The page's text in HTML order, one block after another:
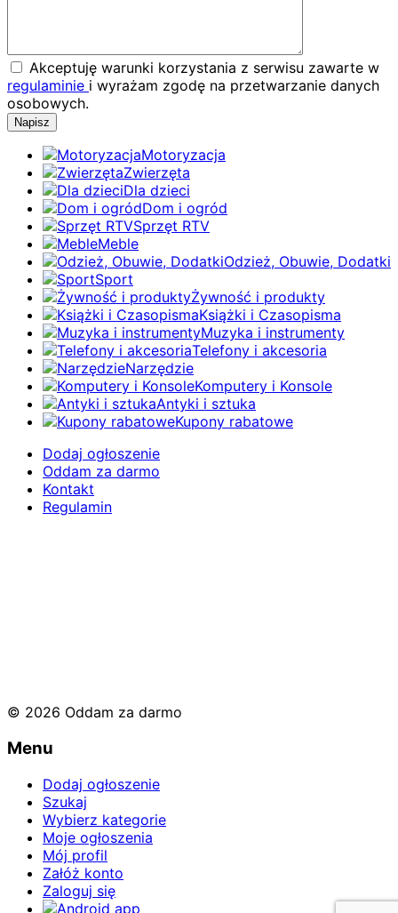
Akceptuję warunki korzystania z serwisu zawarte w
regulaminie i wyrażam zgodę na przetwarzanie danych
osobowych.
Motoryzacja
Zwierzęta
Dla dzieci
Dom i ogród
Sprzęt RTV
Meble
Odzież, Obuwie, Dodatki
Sport
Żywność i produkty
Książki i Czasopisma
Muzyka i instrumenty
Telefony i akcesoria
Narzędzie
Komputery i Konsole
Antyki i sztuka
Kupony rabatowe
Dodaj ogłoszenie
Oddam za darmo
Kontakt
Regulamin
© 2026 Oddam za darmo
Menu
Dodaj ogłoszenie
Szukaj
Wybierz kategorie
Moje ogłoszenia
Mój profil
Załóż konto
Zaloguj się